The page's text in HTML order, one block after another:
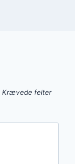
Krævede felter